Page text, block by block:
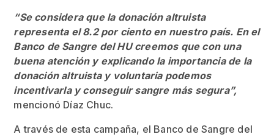
“Se considera que la donación altruista
representa el 8.2 por ciento en nuestro país. En el
Banco de Sangre del HU creemos que con una
buena atención y explicando la importancia de la
donación altruista y voluntaria podemos
incentivarla y conseguir sangre más segura”,
mencionó Díaz Chuc.
A través de esta campaña, el Banco de Sangre del